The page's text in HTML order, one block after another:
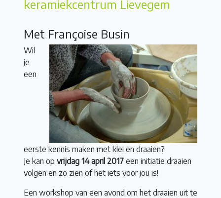
keramiekcentrum Lievegem
Met Françoise Busin
Wil
je
een
eerste kennis maken met klei en draaien?
Je kan op vrijdag 14 april 2017 een initiatie draaien
volgen en zo zien of het iets voor jou is!
Een workshop van een avond om het draaien uit te